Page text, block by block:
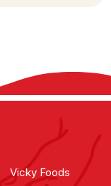
Vicky Foods